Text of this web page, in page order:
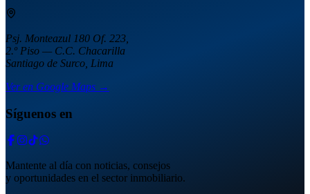
Psj. Monteazul 180 Of. 223,
2.º Piso — C.C. Chacarilla
Santiago de Surco, Lima
Ver en Google Maps →
Síguenos en
Mantente al día con noticias, consejos
y oportunidades en el sector inmobiliario.